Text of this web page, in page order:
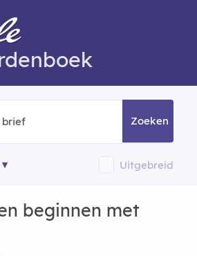
Zoeken
Uitgebreid
beginnen met